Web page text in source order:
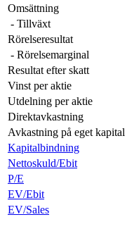
Omsättning
- Tillväxt
Rörelseresultat
- Rörelsemarginal
Resultat efter skatt
Vinst per aktie
Utdelning per aktie
Direktavkastning
Avkastning på eget kapital
Kapitalbindning
Nettoskuld/Ebit
P/E
EV/Ebit
EV/Sales